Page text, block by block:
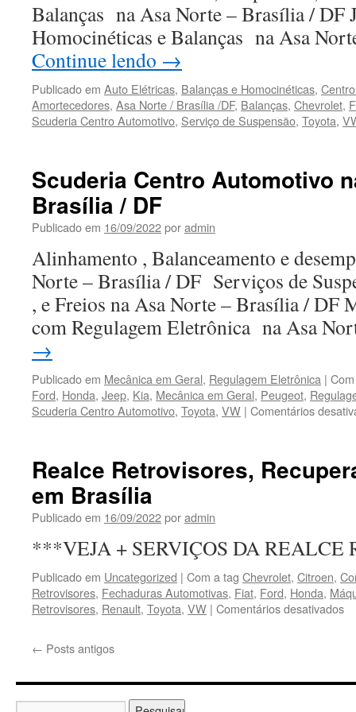
Balanças na Asa Norte – Brasília / DF
Homocinéticas e Balanças na Asa
Continue lendo →
Publicado em Auto Elétricas, Balanças e Homocinéticas,
Amortecedores, Asa Norte / Brasília /DF, Balanças, Chevrolet,
Scuderia Centro Automotivo, Serviço de Suspensão, Toyota,
Scuderia Centro Automotivo
Brasília / DF
Publicado em 16/09/2022poradmin
Alinhamento , Balanceamento e
Norte – Brasília / DF Serviços de
, e Freios na Asa Norte – Brasília / DF
com Regulagem Eletrônica na Asa
→
Publicado em Mecânica em Geral, Regulagem Eletrônica |
Ford, Honda, Jeep, Kia, Mecânica em Geral, Peugeot,
Scuderia Centro Automotivo, Toyota, VW | Comentários
Realce Retrovisores,
em Brasília
Publicado em 16/09/2022poradmin
***VEJA + SERVIÇOS DA REALCE
Publicado em Uncategorized | Com a tag Chevrolet, Citroen,
Retrovisores, Fechaduras Automotivas, Fiat, Ford, Honda,
Retrovisores, Renault, Toyota, VW | Comentários desativados
← Posts antigos